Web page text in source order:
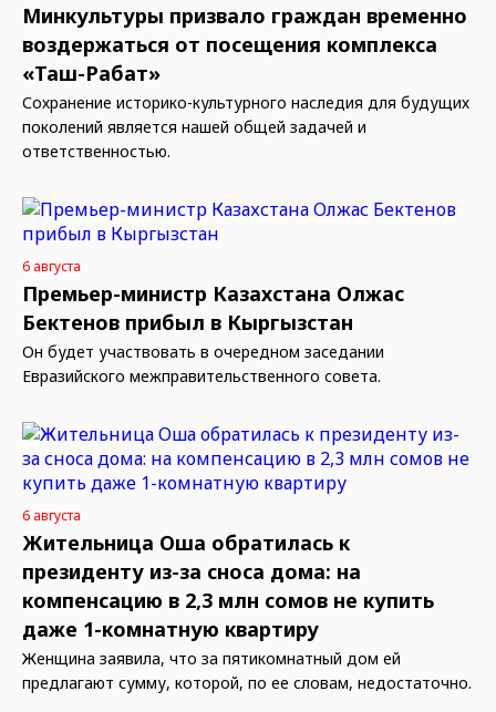
Минкультуры призвало граждан временно
воздержаться от посещения комплекса
«Таш-Рабат»
Сохранение историко-культурного наследия для будущих
поколений является нашей общей задачей и
ответственностью.
6 августа
Премьер-министр Казахстана Олжас
Бектенов прибыл в Кыргызстан
Он будет участвовать в очередном заседании
Евразийского межправительственного совета.
6 августа
Жительница Оша обратилась к
президенту из-за сноса дома: на
компенсацию в 2,3 млн сомов не купить
даже 1-комнатную квартиру
Женщина заявила, что за пятикомнатный дом ей
предлагают сумму, которой, по ее словам, недостаточно.